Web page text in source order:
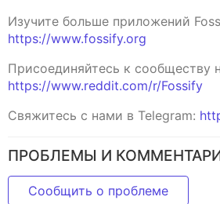
Изучите больше приложений
https://www.fossify.org
Присоединяйтесь к сообществу
https://www.reddit.com/r/Fossify
Свяжитесь с нами в Telegram:
ПРОБЛЕМЫ И
Сообщить о проблеме